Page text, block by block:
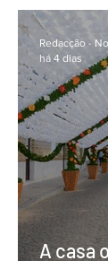
58.º
Guardas
A casa
Redacção -
há 4 dias